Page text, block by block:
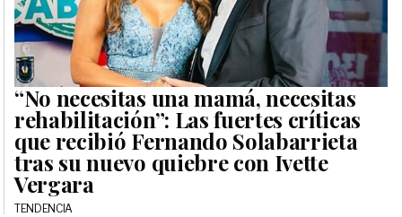
“No necesitas una mamá, necesitas
rehabilitación”: Las fuertes críticas
que recibió Fernando Solabarrieta
tras su nuevo quiebre con Ivette
Vergara
TENDENCIA